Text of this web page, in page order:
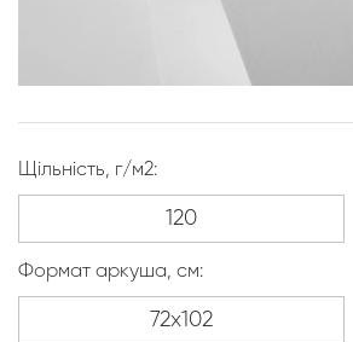
Щільність, г/м2:
Формат аркуша, см: